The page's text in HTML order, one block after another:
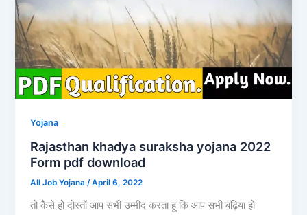
Yojana
Rajasthan khadya suraksha yojana 2022
Form pdf download
All Job Yojana/April 6, 2022
तो कैसे हो दोस्तों आप सभी उम्मीद करता हूं कि आप सभी बढ़िया हो